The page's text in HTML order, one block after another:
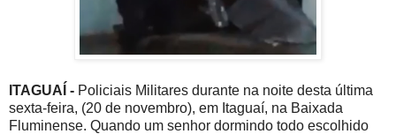
ITAGUAÍ - Policiais Militares durante na noite desta última
sexta-feira, (20 de novembro), em Itaguaí, na Baixada
Fluminense. Quando um senhor dormindo todo escolhido